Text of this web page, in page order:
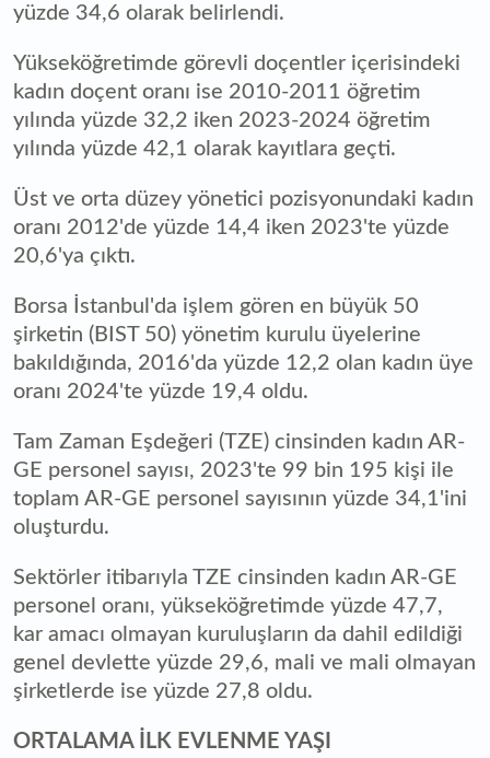
yüzde 34,6 olarak belirlendi.
Yükseköğretimde görevli doçentler içerisindeki
kadın doçent oranı ise 2010-2011 öğretim
yılında yüzde 32,2 iken 2023-2024 öğretim
yılında yüzde 42,1 olarak kayıtlara geçti.
Üst ve orta düzey yönetici pozisyonundaki kadın
oranı 2012'de yüzde 14,4 iken 2023'te yüzde
20,6'ya çıktı.
Borsa İstanbul'da işlem gören en büyük 50
şirketin (BIST 50) yönetim kurulu üyelerine
bakıldığında, 2016'da yüzde 12,2 olan kadın üye
oranı 2024'te yüzde 19,4 oldu.
Tam Zaman Eşdeğeri (TZE) cinsinden kadın AR-
GE personel sayısı, 2023'te 99 bin 195 kişi ile
toplam AR-GE personel sayısının yüzde 34,1'ini
oluşturdu.
Sektörler itibarıyla TZE cinsinden kadın AR-GE
personel oranı, yükseköğretimde yüzde 47,7,
kar amacı olmayan kuruluşların da dahil edildiği
genel devlette yüzde 29,6, mali ve mali olmayan
şirketlerde ise yüzde 27,8 oldu.
ORTALAMA İLK EVLENME YAŞI